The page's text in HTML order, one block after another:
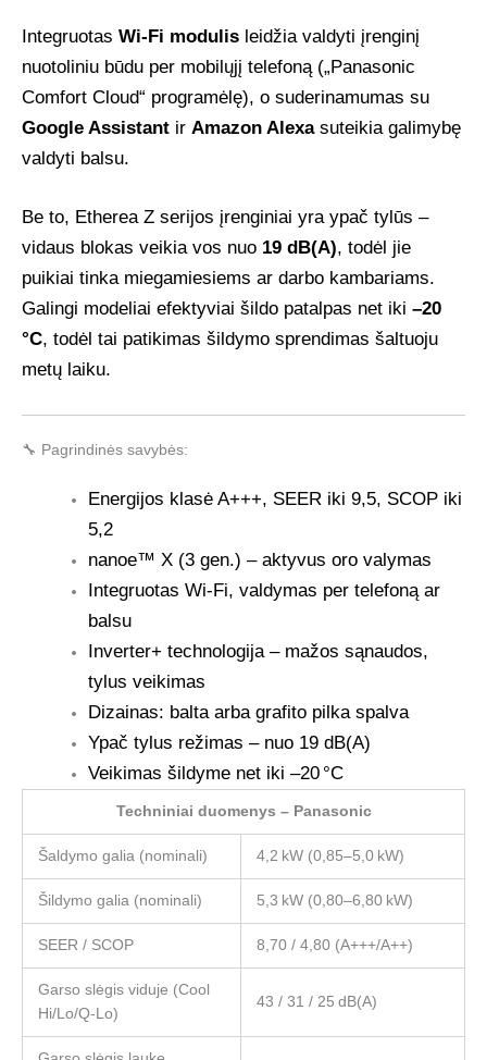
Integruotas Wi-Fi modulis leidžia valdyti įrenginį
nuotoliniu būdu per mobilųjį telefoną („Panasonic
Comfort Cloud“ programėlę), o suderinamumas su
Google Assistant ir Amazon Alexasuteikia galimybę
valdyti balsu.
Be to, Etherea Z serijos įrenginiai yra ypač tylūs –
vidaus blokas veikia vos nuo 19 dB(A), todėl jie
puikiai tinka miegamiesiems ar darbo kambariams.
Galingi modeliai efektyviai šildo patalpas net iki –20
°C, todėl tai patikimas šildymo sprendimas šaltuoju
metų laiku.
🔧 Pagrindinės savybės:
Energijos klasė A+++, SEER iki 9,5, SCOP iki
5,2
nanoe™ X (3 gen.) – aktyvus oro valymas
Integruotas Wi-Fi, valdymas per telefoną ar
balsu
Inverter+ technologija – mažos sąnaudos,
tylus veikimas
Dizainas: balta arba grafito pilka spalva
Ypač tylus režimas – nuo 19 dB(A)
Veikimas šildyme net iki –20 °C
Techniniai duomenys – Panasonic
Šaldymo galia (nominali) 4,2 kW (0,85–5,0 kW)
Šildymo galia (nominali) 5,3 kW (0,80–6,80 kW)
SEER / SCOP 8,70 / 4,80 (A+++/A++)
Garso slėgis viduje (Cool
Hi/Lo/Q‑Lo)
43 / 31 / 25 dB(A)